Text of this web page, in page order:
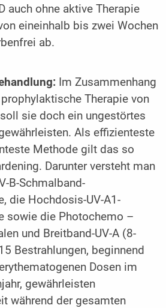
auch ohne aktive Therapie
eineinhalb bis zwei Wochen
ab.
Im Zusammenhang
Therapie von
sie doch ein ungestörtes
Als effizienteste
Methode gilt das so
Darunter versteht man
B-Schmalband-
die Hochdosis-UV-A1-
sowie die Photochemo –
und Breitband-UV-A (8-
Bestrahlungen, beginnend
Dosen im
gewährleisten
während der gesamten